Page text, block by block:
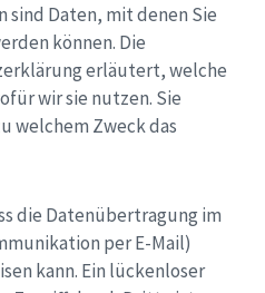
sind Daten, mit denen Sie
können. Die
erläutert, welche
wir sie nutzen. Sie
welchem Zweck das
die Datenübertragung im
per E-Mail)
kann. Ein lückenloser